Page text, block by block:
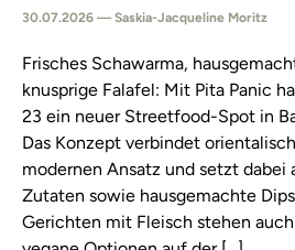
30.07.2026 — Saskia-Jacqueline Moritz
Frisches Schawarma,
knusprige Falafel: Mit Pita Panic
23 ein neuer Streetfood-Spot in
Das Konzept verbindet
modernen Ansatz und setzt
Zutaten sowie hausgemachte
Gerichten mit Fleisch stehen